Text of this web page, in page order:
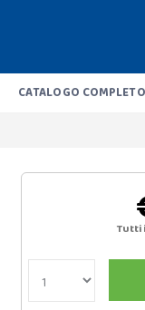
CATALOGO COMPLETO
Tutti